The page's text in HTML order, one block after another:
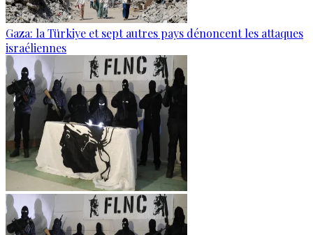
Gaza: la Türkiye et sept autres pays dénoncent les attaques
israéliennes